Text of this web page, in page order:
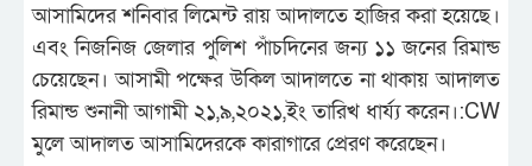
আসামিদের শনিবার লিমেন্ট রায় আদালতে হাজির করা হয়েছে।
এবং নিজনিজ জেলার পুলিশ পাঁচদিনের জন্য ১১ জনের রিমান্ড
চেয়েছেন। আসামী পক্ষের উকিল আদালতে না থাকায় আদালত
রিমান্ড শুনানী আগামী ২১,৯,২০২১,ইং তারিখ ধ‍ার্য‍্য করেন।:CW
মুলে আদালত আসামিদেরকে কারাগারে প্রেরণ করেছেন।